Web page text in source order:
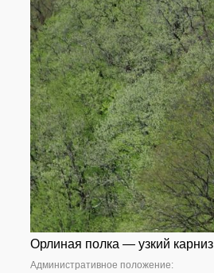
Орлиная полка — узкий
Административное положение: